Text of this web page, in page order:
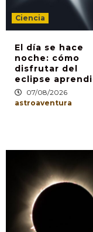
Ciencia
El día se hace
noche: cómo
disfrutar del
eclipse
07/08/2026
astroaventura